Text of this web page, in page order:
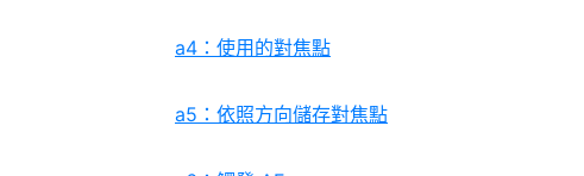
a4：使用的對焦點
a5：依照方向儲存對焦點